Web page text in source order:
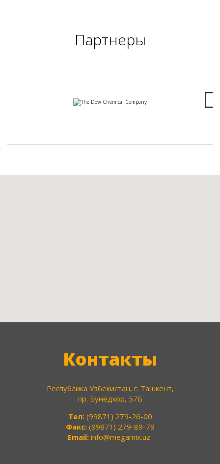
Партнеры
Контакты
Республика Узбекистан, г. Ташкент,
пр. Бунёдкор, 57Б
Тел: (99871) 279-26-00
Факс: (99871) 279-89-79
Email: info@megamix.uz